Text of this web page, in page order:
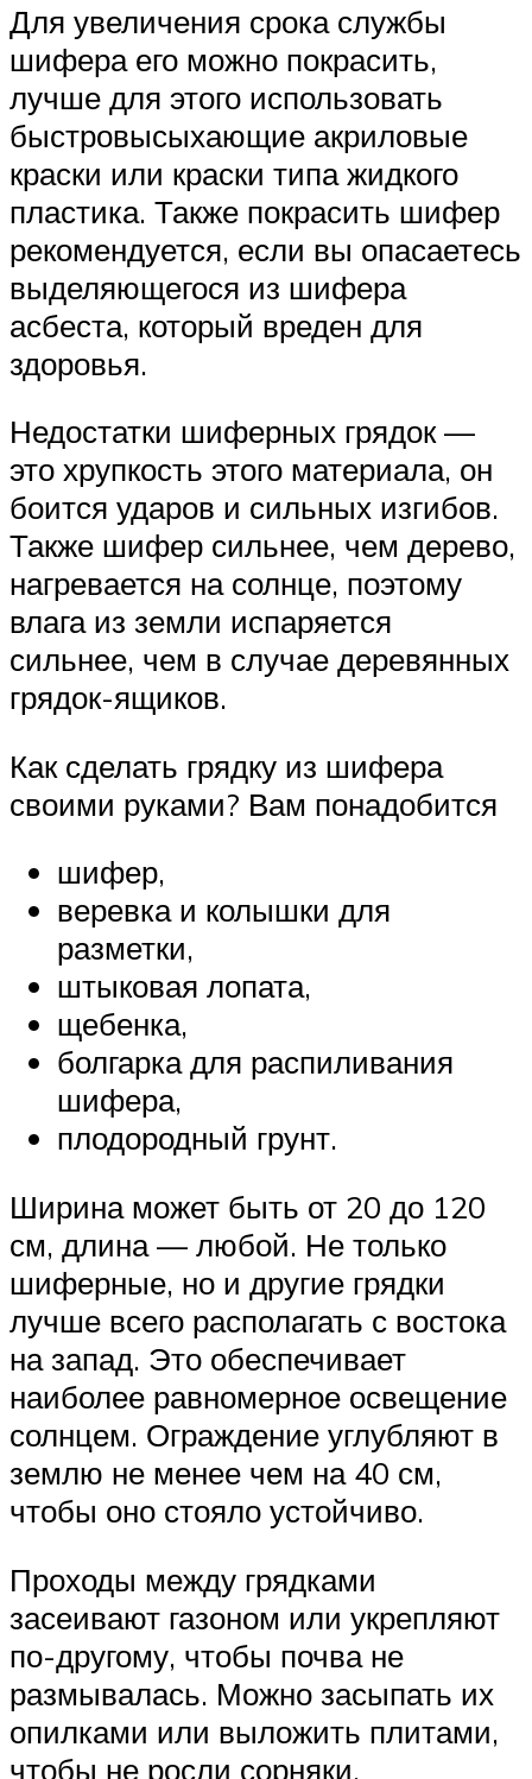
Для увеличения срока службы
шифера его можно покрасить,
лучше для этого использовать
быстровысыхающие акриловые
краски или краски типа жидкого
пластика. Также покрасить шифер
рекомендуется, если вы опасаетесь
выделяющегося из шифера
асбеста, который вреден для
здоровья.
Недостатки шиферных грядок —
это хрупкость этого материала, он
боится ударов и сильных изгибов.
Также шифер сильнее, чем дерево,
нагревается на солнце, поэтому
влага из земли испаряется
сильнее, чем в случае деревянных
грядок-ящиков.
Как сделать грядку из шифера
своими руками? Вам понадобится
шифер,
веревка и колышки для
разметки,
штыковая лопата,
щебенка,
болгарка для распиливания
шифера,
плодородный грунт.
Ширина может быть от 20 до 120
см, длина — любой. Не только
шиферные, но и другие грядки
лучше всего располагать с востока
на запад. Это обеспечивает
наиболее равномерное освещение
солнцем. Ограждение углубляют в
землю не менее чем на 40 см,
чтобы оно стояло устойчиво.
Проходы между грядками
засеивают газоном или укрепляют
по-другому, чтобы почва не
размывалась. Можно засыпать их
опилками или выложить плитами,
чтобы не росли сорняки.